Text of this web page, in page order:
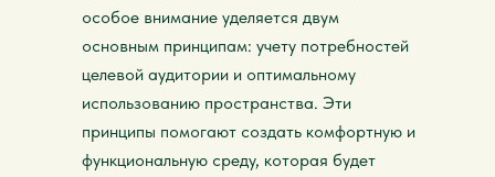
особое внимание уделяется двум
основным принципам: учету потребностей
целевой аудитории и оптимальному
использованию пространства. Эти
принципы помогают создать комфортную и
функциональную среду, которая будет